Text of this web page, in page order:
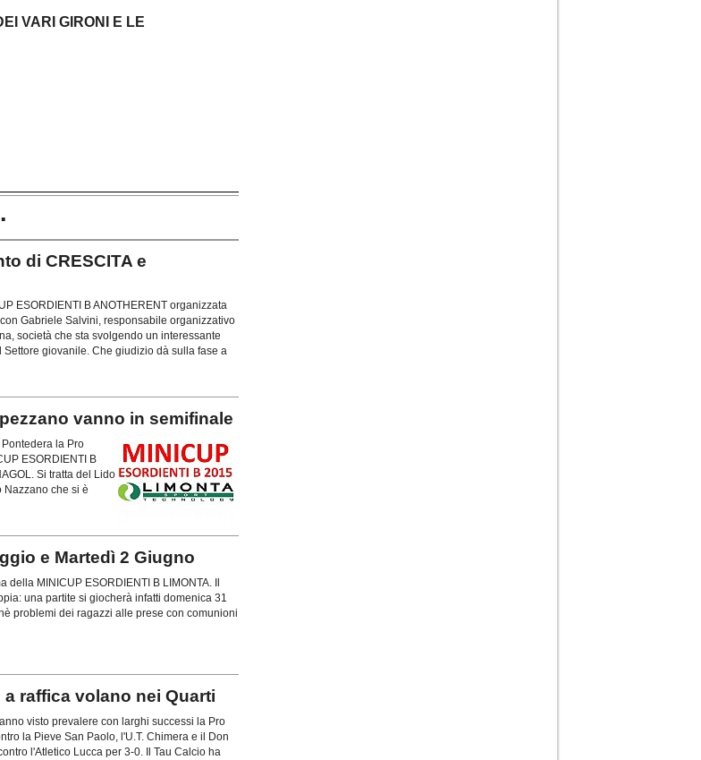
VARI GIRONI E LE
di CRESCITA e
ESORDIENTI B ANOTHERENT organizzata
Gabriele Salvini, responsabile organizzativo
società che sta svolgendo un interessante
giovanile. Che giudizio dà sulla fase a
vanno in semifinale
la Pro
ESORDIENTI B
Si tratta del Lido
Nazzano che si è
e Martedì 2 Giugno
MINICUP ESORDIENTI B LIMONTA. Il
una partite si giocherà infatti domenica 31
problemi dei ragazzi alle prese con comunioni
raffica volano nei Quarti
visto prevalere con larghi successi la Pro
la Pieve San Paolo, l'U.T. Chimera e il Don
l'Atletico Lucca per 3-0. Il Tau Calcio ha